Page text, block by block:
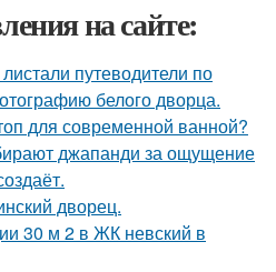
на сайте:
путеводители по
белого дворца.
для современной ванной?
джапанди за ощущение
дворец.
30 м 2 в ЖК невский в